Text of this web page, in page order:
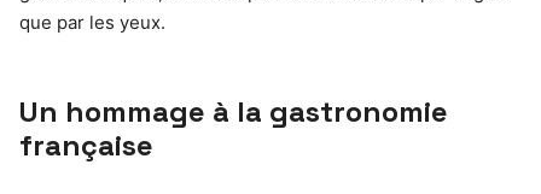
que par les yeux.
Un hommage à la gastronomie
française